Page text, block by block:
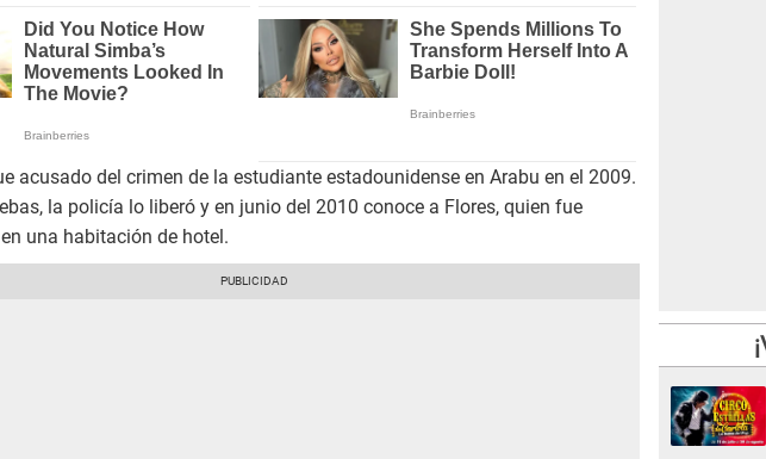
acusado del crimen de la estudiante estadounidense en Arabu en el 2009.
la policía lo liberó y en junio del 2010 conoce a Flores, quien fue
una habitación de hotel.